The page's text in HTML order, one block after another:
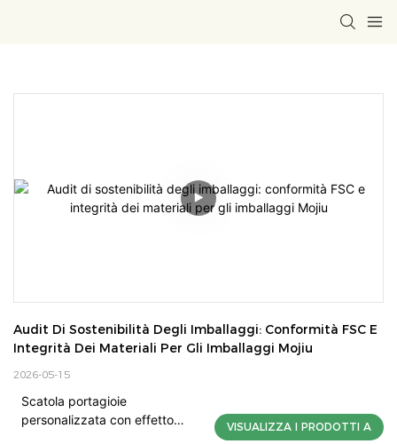
Audit Di Sostenibilità Degli Imballaggi: Conformità FSC E
Integrità Dei Materiali Per Gli Imballaggi Mojiu
2026-05-15
Scatola portagioie
personalizzata con effetto
VISUALIZZA I PRODOTTI A